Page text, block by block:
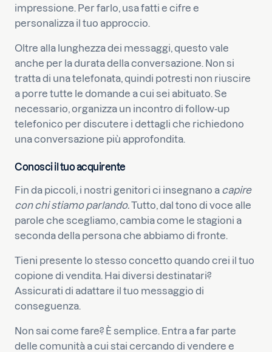
impressione. Per farlo, usa fatti e cifre e
personalizza il tuo approccio.
Oltre alla lunghezza dei messaggi, questo vale
anche per la durata della conversazione. Non si
tratta di una telefonata, quindi potresti non riuscire
a porre tutte le domande a cui sei abituato. Se
necessario, organizza un incontro di follow-up
telefonico per discutere i dettagli che richiedono
una conversazione più approfondita.
Conosci il tuo acquirente
Fin da piccoli, i nostri genitori ci insegnano a capire
con chi stiamo parlando.Tutto, dal tono di voce alle
parole che scegliamo, cambia come le stagioni a
seconda della persona che abbiamo di fronte.
Tieni presente lo stesso concetto quando crei il tuo
copione di vendita. Hai diversi destinatari?
Assicurati di adattare il tuo messaggio di
conseguenza.
Non sai come fare? È semplice. Entra a far parte
delle comunità a cui stai cercando di vendere e